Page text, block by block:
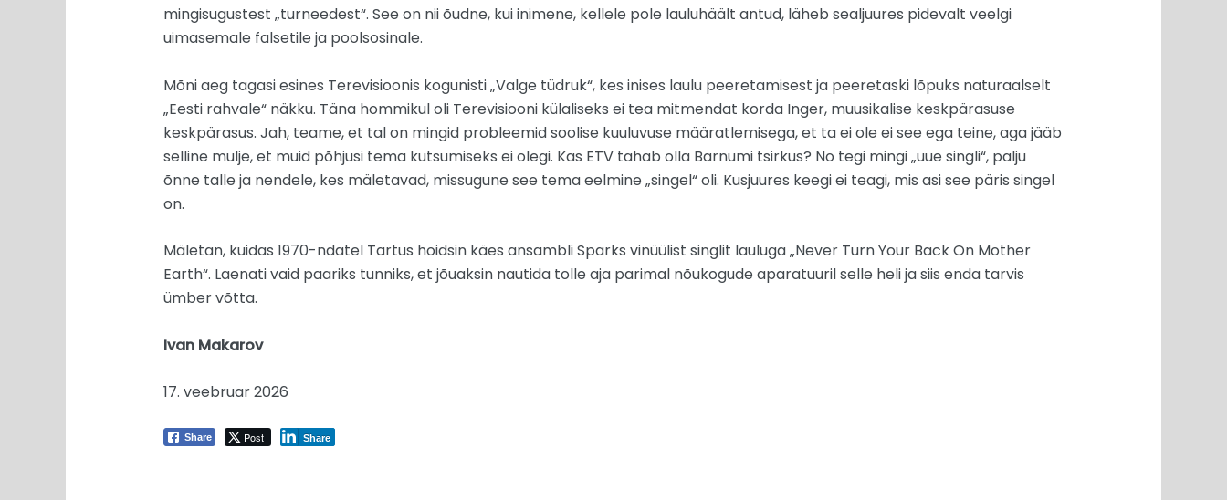
mingisugustest „turneedest“. See on nii õudne, kui inimene, kellele pole lauluhäält antud, läheb sealjuures pidevalt veelgi
uimasemale falsetile ja poolsosinale.
Mõni aeg tagasi esines Terevisioonis kogunisti „Valge tüdruk“, kes inises laulu peeretamisest ja peeretaski lõpuks naturaalselt
„Eesti rahvale“ näkku. Täna hommikul oli Terevisiooni külaliseks ei tea mitmendat korda Inger, muusikalise keskpärasuse
keskpärasus. Jah, teame, et tal on mingid probleemid soolise kuuluvuse määratlemisega, et ta ei ole ei see ega teine, aga jääb
selline mulje, et muid põhjusi tema kutsumiseks ei olegi. Kas ETV tahab olla Barnumi tsirkus? No tegi mingi „uue singli“, palju
õnne talle ja nendele, kes mäletavad, missugune see tema eelmine „singel“ oli. Kusjuures keegi ei teagi, mis asi see päris singel
on.
Mäletan, kuidas 1970-ndatel Tartus hoidsin käes ansambli Sparks vinüülist singlit lauluga „Never Turn Your Back On Mother
Earth“. Laenati vaid paariks tunniks, et jõuaksin nautida tolle aja parimal nõukogude aparatuuril selle heli ja siis enda tarvis
ümber võtta.
Ivan Makarov
17. veebruar 2026
Share Post Share